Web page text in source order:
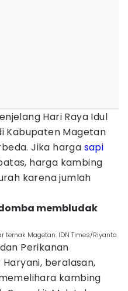
Hari Raya Idul
Kabupaten Magetan
Jika harga sapi
harga kambing
karena jumlah
membludak
Magetan. IDN Times/Riyanto.
Perikanan
beralasan,
kambing